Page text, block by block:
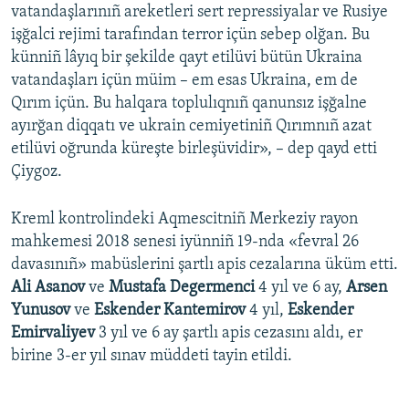
vatandaşlarınıñ areketleri sert repressiyalar ve Rusiye
işğalci rejimi tarafından terror içün sebep olğan. Bu
künniñ lâyıq bir şekilde qayt etilüvi bütün Ukraina
vatandaşları içün müim – em esas Ukraina, em de
Qırım içün. Bu halqara toplulıqnıñ qanunsız işğalne
ayırğan diqqatı ve ukrain cemiyetiniñ Qırımnıñ azat
etilüvi oğrunda küreşte birleşüvidir», – dep qayd etti
Çiygoz.
Kreml kontrolindeki Aqmescitniñ Merkeziy rayon
mahkemesi 2018 senesi iyünniñ 19-nda «fevral 26
davasınıñ» mabüslerini şartlı apis cezalarına üküm etti.
Ali Asanovve Mustafa Degermenci4 yıl ve 6 ay, Arsen
Yunusovve Eskender Kantemirov4 yıl, Eskender
Emirvaliyev 3 yıl ve 6 ay şartlı apis cezasını aldı, er
birine 3-er yıl sınav müddeti tayin etildi.